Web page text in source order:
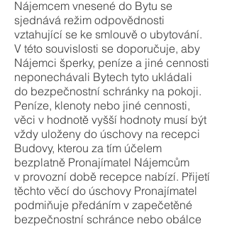
Nájemcem vnesené do Bytu se
sjednává režim odpovědnosti
vztahující se ke smlouvě o ubytování.
V této souvislosti se doporučuje, aby
Nájemci šperky, peníze a jiné cennosti
neponechávali Bytech tyto ukládali
do bezpečnostní schránky na pokoji.
Peníze, klenoty nebo jiné cennosti,
věci v hodnotě vyšší hodnoty musí být
vždy uloženy do úschovy na recepci
Budovy, kterou za tím účelem
bezplatně Pronajímatel Nájemcům
v provozní době recepce nabízí. Přijetí
těchto věcí do úschovy Pronajímatel
podmiňuje předáním v zapečetěné
bezpečnostní schránce nebo obálce